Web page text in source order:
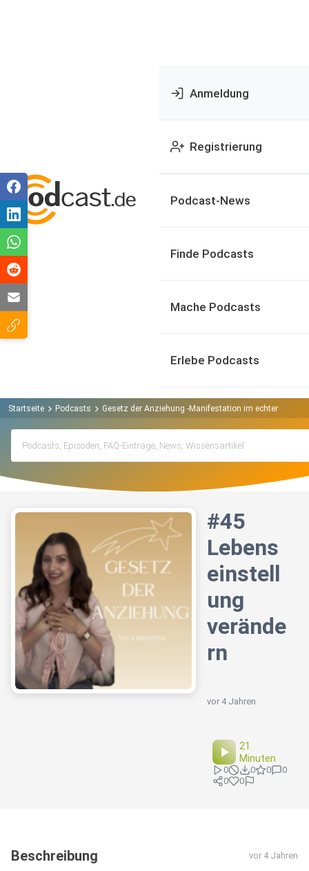
Anmeldung
Registrierung
Podcast-News
Finde Podcasts
Mache Podcasts
Erlebe Podcasts
Startseite Podcasts Gesetz der Anziehung -Manifestation im echten Leben
#45
Lebens
einstell
ung
verände
rn
vor 4 Jahren
21
Minuten
0 0 0
0
0
0
Beschreibung vor 4 Jahren